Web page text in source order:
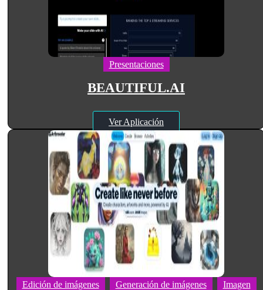
Presentaciones
BEAUTIFUL.AI
Ver Aplicación
Edición de imágenes Generación de imágenes Imagen